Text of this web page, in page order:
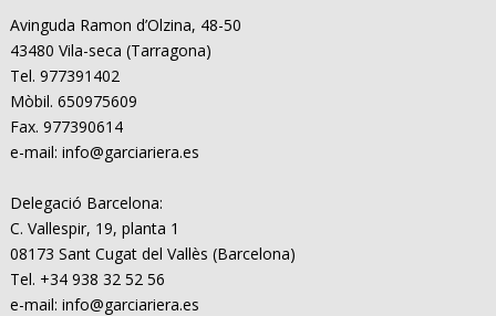
Avinguda Ramon d’Olzina, 48-50
43480 Vila-seca (Tarragona)
Tel. 977391402
Mòbil. 650975609
Fax. 977390614
e-mail: info@garciariera.es
Delegació Barcelona:
C. Vallespir, 19, planta 1
08173 Sant Cugat del Vallès (Barcelona)
Tel. +34 938 32 52 56
e-mail: info@garciariera.es